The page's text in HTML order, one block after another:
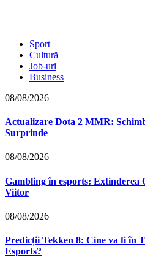
Sport
Cultură
Job-uri
Business
08/08/2026
Actualizare Dota 2 MMR:
Surprinde
08/08/2026
Gambling în esports:
Viitor
08/08/2026
Predicții Tekken 8: Cine va fi în
Esports?